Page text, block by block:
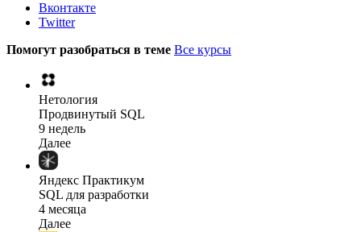
Вконтакте
Twitter
Помогут разобраться в теме Все курсы
Нетология
Продвинутый SQL
9 недель
Далее
Яндекс Практикум
SQL для разработки
4 месяца
Далее